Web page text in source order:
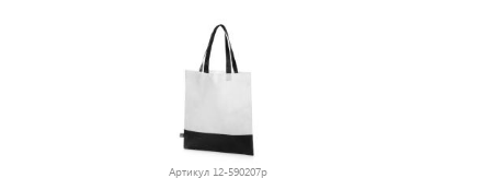
Артикул 12-590207p